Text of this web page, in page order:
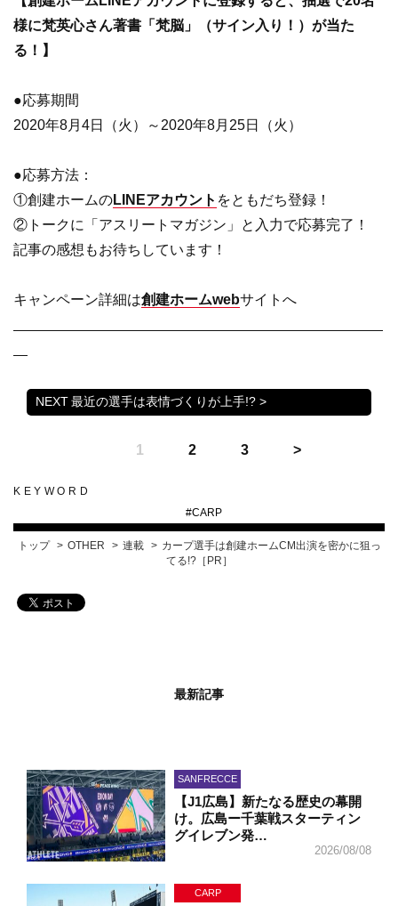
様に梵英心さん著書「梵脳」（サイン入り！）が当た
る！】
●応募期間
2020年8月4日（火）～2020年8月25日（火）
●応募方法：
①創建ホームのLINEアカウント をともだち登録！
②トークに「アスリートマガジン」と入力で応募完了！
記事の感想もお待ちしています！
キャンペーン詳細は創建ホームwebサイトへ
最近の選手は表情づくりが上手!? >
1 2 3
KEYWORD
#CARP
トップ OTHER 連載
カープ選手は創建ホームCM出演を密かに狙っ
てる!?［PR］
最新記事
SANFRECCE
【J1広島】新たなる歴史の幕開
け。広島ー千葉戦スターティン
グイレブン発…
2026/08/08
CARP